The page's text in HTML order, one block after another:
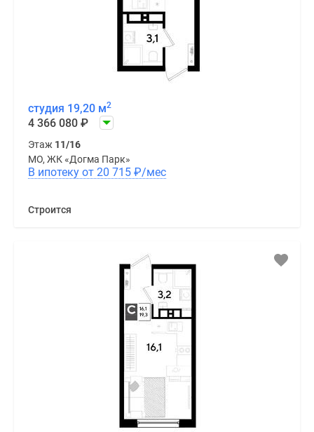
студия 19,20 м2
4 366 080 ₽
Этаж 11/16
МО, ЖК «Догма Парк»
В ипотеку от 20 715 ₽/мес
Строится